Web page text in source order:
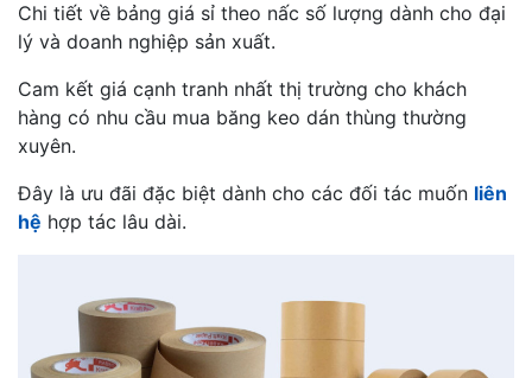
Chi tiết về bảng giá sỉ theo nấc số lượng dành cho đại
lý và doanh nghiệp sản xuất.
Cam kết giá cạnh tranh nhất thị trường cho khách
hàng có nhu cầu mua băng keo dán thùng thường
xuyên.
Đây là ưu đãi đặc biệt dành cho các đối tác muốn liên
hệ hợp tác lâu dài.